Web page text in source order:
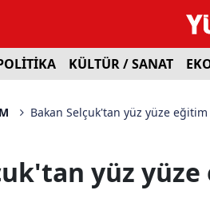
KÜLTÜR / SANAT
Bakan Selçuk'tan yüz yüze eğitim
yüz